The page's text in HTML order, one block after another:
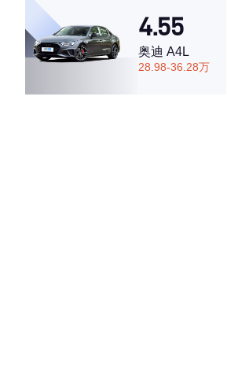
4.37 4.55
奥迪 A4L
28.98-36.28万